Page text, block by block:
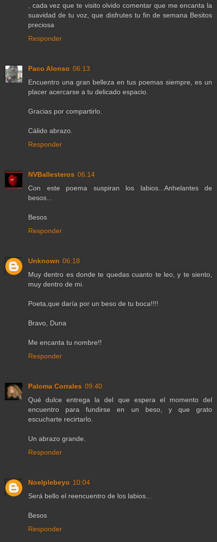
, cada vez que te visito olvido comentar que me encanta la
suavidad de tu voz, que disfrutes tu fin de semana Besitos
preciosa
Responder
Paco Alonso 06:13
Encuentro una gran belleza en tus poemas siempre, es un
placer acercarse a tu delicado espacio.
Gracias por compartirlo.
Cálido abrazo.
Responder
NVBallesteros 06:14
Con este poema suspiran los labios...Anhelantes de
besos...
Besos
Responder
Unknown 06:18
Muy dentro es donde te quedas cuanto te leo, y te siento,
muy dentro de mi.
Poeta,que daría por un beso de tu boca!!!!
Bravo, Duna
Me encanta tu nombre!!
Responder
Paloma Corrales 09:40
Qué dulce entrega la del que espera el momento del
encuentro para fundirse en un beso, y que grato
escucharte recirtarlo.
Un abrazo grande.
Responder
Noelplebeyo 10:04
Será bello el reencuentro de los labios...
Besos
Responder